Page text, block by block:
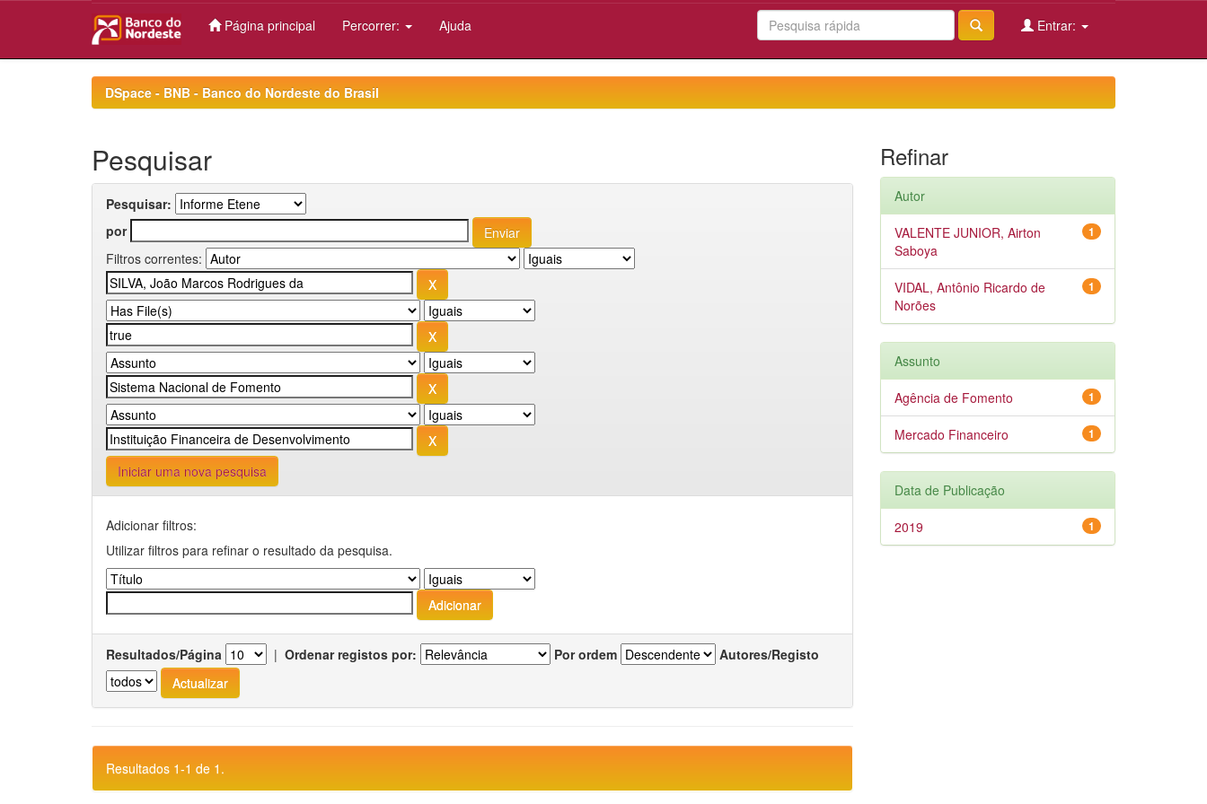
Página principal Percorrer: Ajuda Entrar:
DSpace - BNB - Banco do Nordeste do Brasil
Pesquisar
Pesquisar:
por
Filtros correntes:
Iniciar uma nova pesquisa
Adicionar filtros:
Utilizar filtros para refinar o resultado da pesquisa.
Resultados/Página | Ordenar registos por: Por ordem Autores/Registo
Resultados 1-1 de 1.
Refinar
Autor
1
VALENTE JUNIOR, Airton
Saboya
1
VIDAL, Antônio Ricardo de
Norões
Assunto
1
Agência de Fomento
1
Mercado Financeiro
Data de Publicação
1
2019